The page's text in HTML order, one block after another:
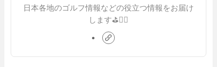
日本各地のゴルフ情報などの役立つ情報をお届け
します⛳️🏌️‍♂️